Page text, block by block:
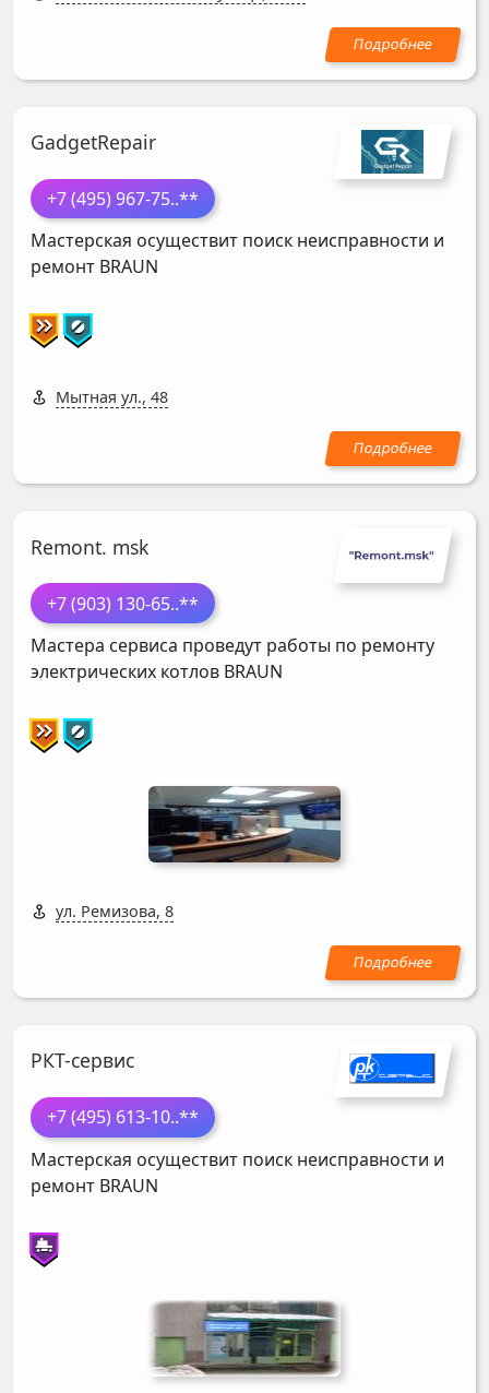
GadgetRepair
+7 (495) 967-75..**
Мастерская осуществит поиск неисправности и
ремонт BRAUN
Мытная ул., 48
Remont. msk
+7 (903) 130-65..**
Мастера сервиса проведут работы по ремонту
электрических котлов BRAUN
ул. Ремизова, 8
РКТ-сервис
+7 (495) 613-10..**
Мастерская осуществит поиск неисправности и
ремонт BRAUN